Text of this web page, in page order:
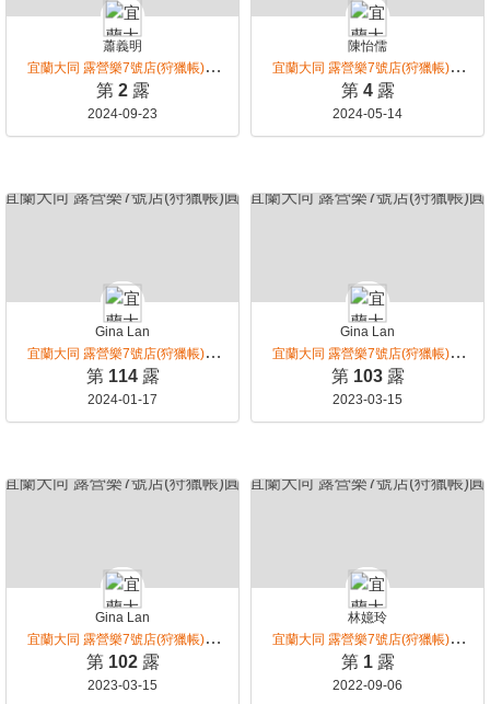
蕭義明
宜蘭大同 露營樂7號店(狩獵帳)圓
頂館
第 2 露
2024-09-23
陳怡儒
宜蘭大同 露營樂7號店(狩獵帳)圓
頂館
第 4 露
2024-05-14
Gina Lan
宜蘭大同 露營樂7號店(狩獵帳)圓
頂館
第 114 露
2024-01-17
Gina Lan
宜蘭大同 露營樂7號店(狩獵帳)圓
頂館
第 103 露
2023-03-15
Gina Lan
宜蘭大同 露營樂7號店(狩獵帳)圓
頂館
第 102 露
2023-03-15
林嬑玲
宜蘭大同 露營樂7號店(狩獵帳)圓
頂館
第 1 露
2022-09-06